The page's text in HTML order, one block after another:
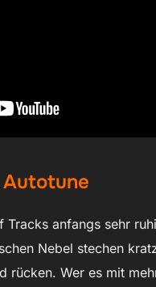
Autotune
anfangs sehr
Nebel stechen
rücken. Wer es mit